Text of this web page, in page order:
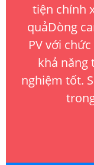
tiện chính
quảDòng
PV với
khả năng
nghiệm tốt.